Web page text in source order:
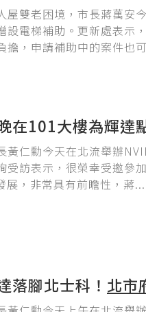
屋雙老困境，市長蔣萬安
設電梯補助。更新處表示
擔，申請補助中的案件也
在101大樓為輝達
黃仁勳今天在北流舉辦
受訪表示，很榮幸受邀參
展，非常具有前瞻性，蔣...
落腳北士科！ 北市